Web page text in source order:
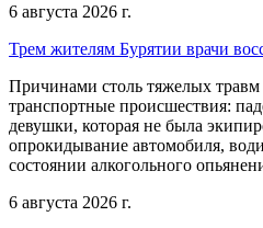
6 августа 2026 г.
Трем жителям Бурятии врачи
Причинами столь тяжелых
транспортные происшествия:
девушки, которая не была
опрокидывание автомобиля,
состоянии алкогольного
6 августа 2026 г.